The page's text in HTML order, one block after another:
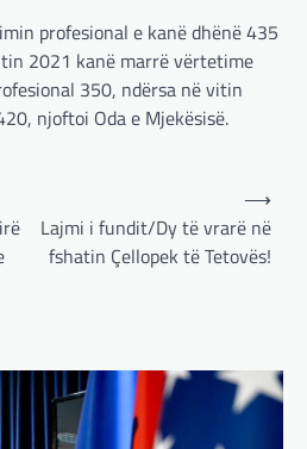
profesional e kanë dhënë 435
2021 kanë marrë vërtetime
350, ndërsa në vitin
njoftoi Oda e Mjekësisë.
Lajmi i fundit/Dy të vrarë në
fshatin Çellopek të Tetovës!
⟶
ekspertët sugjerojnë
euro për mbrojtje
March 4, 2025
ndodhet aktualisht në kulmin e